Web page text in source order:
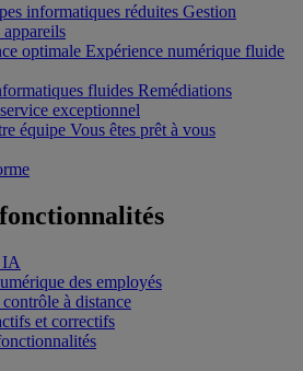
informatiques réduites Gestion
optimale Expérience numérique fluide
fluides Remédiations
exceptionnel
équipe Vous êtes prêt à vous
IA
des employés
à distance
et correctifs